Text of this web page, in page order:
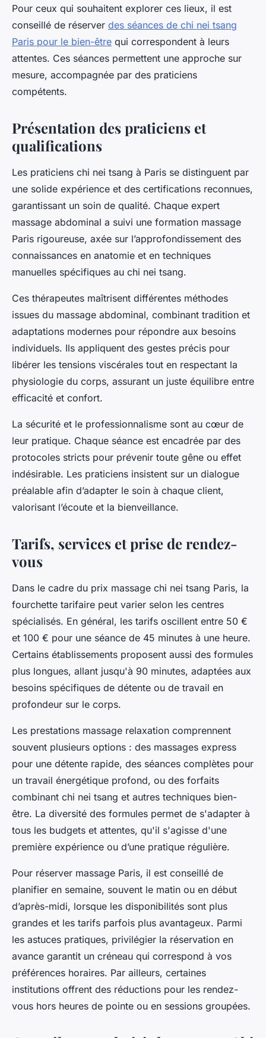
Pour ceux qui souhaitent explorer ces lieux, il est
conseillé de réserver des séances de chi nei tsang
Paris pour le bien-être qui correspondent à leurs
attentes. Ces séances permettent une approche sur
mesure, accompagnée par des praticiens
compétents.
Présentation des praticiens et
qualifications
Les praticiens chi nei tsang à Paris se distinguent par
une solide expérience et des certifications reconnues,
garantissant un soin de qualité. Chaque expert
massage abdominal a suivi une formation massage
Paris rigoureuse, axée sur l’approfondissement des
connaissances en anatomie et en techniques
manuelles spécifiques au chi nei tsang.
Ces thérapeutes maîtrisent différentes méthodes
issues du massage abdominal, combinant tradition et
adaptations modernes pour répondre aux besoins
individuels. Ils appliquent des gestes précis pour
libérer les tensions viscérales tout en respectant la
physiologie du corps, assurant un juste équilibre entre
efficacité et confort.
La sécurité et le professionnalisme sont au cœur de
leur pratique. Chaque séance est encadrée par des
protocoles stricts pour prévenir toute gêne ou effet
indésirable. Les praticiens insistent sur un dialogue
préalable afin d’adapter le soin à chaque client,
valorisant l’écoute et la bienveillance.
Tarifs, services et prise de rendez-
vous
Dans le cadre du prix massage chi nei tsang Paris, la
fourchette tarifaire peut varier selon les centres
spécialisés. En général, les tarifs oscillent entre 50 €
et 100 € pour une séance de 45 minutes à une heure.
Certains établissements proposent aussi des formules
plus longues, allant jusqu'à 90 minutes, adaptées aux
besoins spécifiques de détente ou de travail en
profondeur sur le corps.
Les prestations massage relaxation comprennent
souvent plusieurs options : des massages express
pour une détente rapide, des séances complètes pour
un travail énergétique profond, ou des forfaits
combinant chi nei tsang et autres techniques bien-
être. La diversité des formules permet de s'adapter à
tous les budgets et attentes, qu'il s'agisse d'une
première expérience ou d’une pratique régulière.
Pour réserver massage Paris, il est conseillé de
planifier en semaine, souvent le matin ou en début
d’après-midi, lorsque les disponibilités sont plus
grandes et les tarifs parfois plus avantageux. Parmi
les astuces pratiques, privilégier la réservation en
avance garantit un créneau qui correspond à vos
préférences horaires. Par ailleurs, certaines
institutions offrent des réductions pour les rendez-
vous hors heures de pointe ou en sessions groupées.